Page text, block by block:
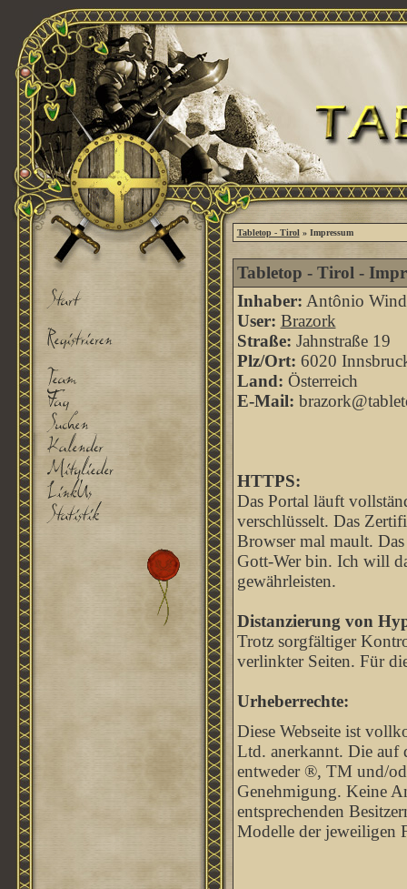
Tabletop - Tirol » Impressum
Tabletop - Tirol -
Inhaber: Antônio
User: Brazork
Straße: Jahnstraße 19
Plz/Ort: 6020
Land: Österreich
E-Mail:
HTTPS:
Das Portal läuft
verschlüsselt. Das
Browser mal mault.
Gott-Wer bin. Ich will
gewährleisten.
Distanzierung von
Trotz sorgfältiger
verlinkter Seiten. Für
Urheberrechte:
Diese Webseite ist
Ltd. anerkannt. Die auf
entweder ®, TM und/
Genehmigung. Keine
entsprechenden
Modelle der jeweiligen